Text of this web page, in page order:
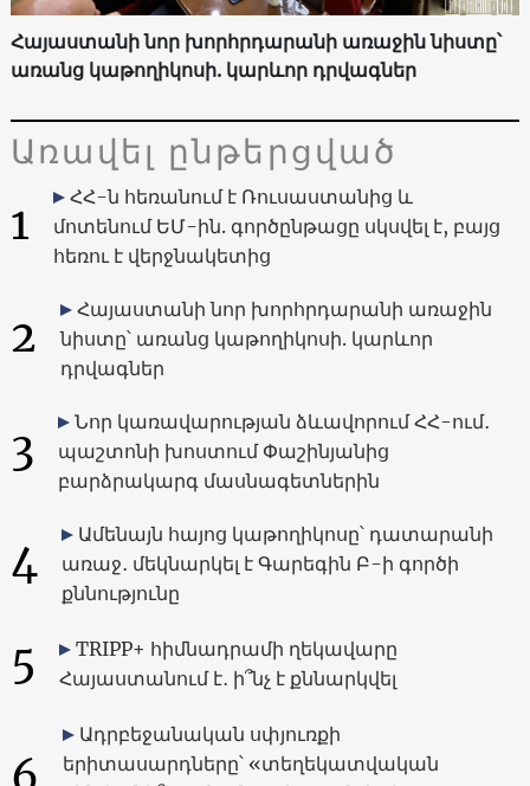
Հայաստանի նոր խորհրդարանի առաջին նիստը՝
առանց կաթողիկոսի. կարևոր դրվագներ
Առավել ընթերցված
1
ՀՀ-ն հեռանում է Ռուսաստանից և
մոտենում ԵՄ-ին. գործընթացը սկսվել է, բայց
հեռու է վերջնակետից
2
Հայաստանի նոր խորհրդարանի առաջին
նիստը՝ առանց կաթողիկոսի. կարևոր
դրվագներ
3
Նոր կառավարության ձևավորում ՀՀ-ում․
պաշտոնի խոստում Փաշինյանից
բարձրակարգ մասնագետներին
4
Ամենայն հայոց կաթողիկոսը՝ դատարանի
առաջ․ մեկնարկել է Գարեգին Բ-ի գործի
քննությունը
5
TRIPP+ հիմնադրամի ղեկավարը
Հայաստանում է․ ի՞նչ է քննարկվել
Ադրբեջանական սփյուռքի
երիտասարդները՝ «տեղեկատվական